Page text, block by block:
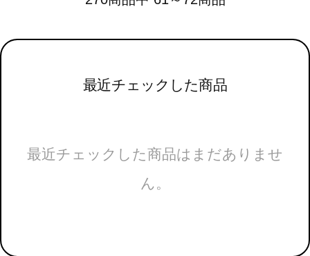
最近チェックした商品
最近チェックした商品はまだありませ
ん。